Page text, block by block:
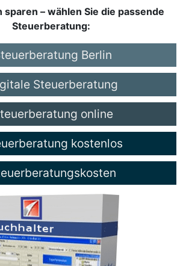
– wählen Sie die passende
Steuerberatung:
Berlin
Steuerberatung
online
kostenlos